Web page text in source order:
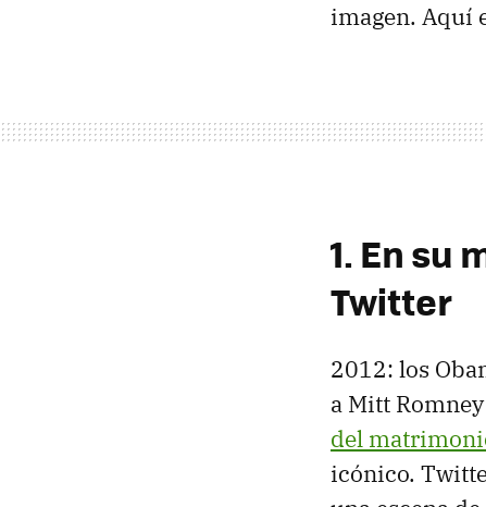
imagen. Aquí
1. En su
Twitter
2012: los
a Mitt
del
icónico.